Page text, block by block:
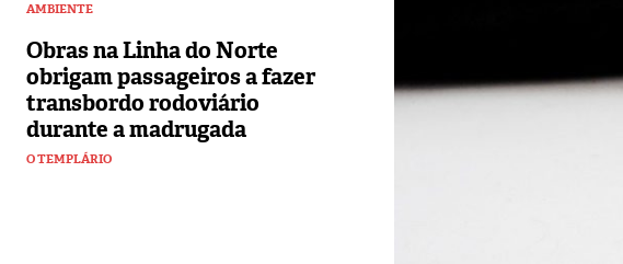
AMBIENTE
Obras na Linha do Norte
obrigam passageiros a fazer
transbordo rodoviário
durante a madrugada
O TEMPLÁRIO